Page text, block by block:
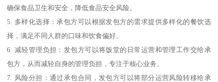
确保食品卫生和安全，降低食品安全风险。
5. 多样化选择：承包方可以根据发包方的需求提供多样化的餐饮选
择，满足不同人群的口味和饮食偏好。
6. 减轻管理负担：发包方可以将饭堂的日常运营和管理工作交给承
包方，从而减轻自身的管理负担，专注于核心业务。
7. 风险分担：通过承包合同，发包方可以将部分运营风险转移给承